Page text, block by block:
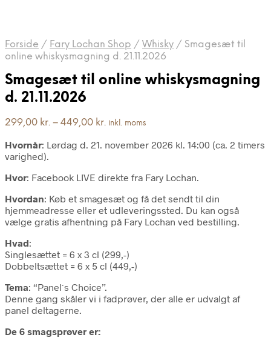
Forside / Fary Lochan Shop / Whisky / Smagesæt til
online whiskysmagning d. 21.11.2026
Smagesæt til online whiskysmagning
d. 21.11.2026
299,00 kr. – 449,00 kr.Prisinterval:
til
inkl. moms
Hvornår: Lørdag d. 21. november 2026 kl. 14:00 (ca. 2 timers
varighed).
Hvor: Facebook LIVE direkte fra Fary Lochan.
Hvordan: Køb et smagesæt og få det sendt til din
hjemmeadresse eller et udleveringssted. Du kan også
vælge gratis afhentning på Fary Lochan ved bestilling.
Hvad:
Singlesættet = 6 x 3 cl (299,-)
Dobbeltsættet = 6 x 5 cl (449,-)
Tema: “Panel´s Choice”.
Denne gang skåler vi i fadprøver, der alle er udvalgt af
panel deltagerne.
De 6 smagsprøver er: